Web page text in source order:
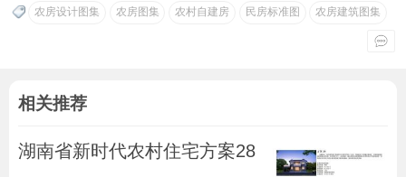
农房设计图集 农房图集 农村自建房 民房标准图 农房建筑图集
相关推荐
湖南省新时代农村住宅方案28